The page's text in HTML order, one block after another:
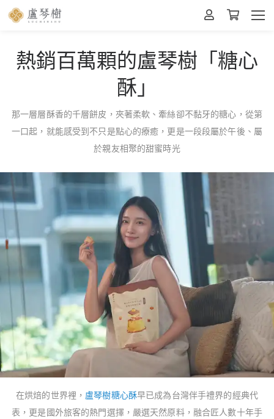
熱銷百萬顆的盧琴樹「糖心
酥」
那一層層酥香的千層餅皮，夾著柔軟、牽絲卻不黏牙的糖心，從第
一口起，就能感受到不只是點心的療癒，更是一段段屬於午後、屬
於親友相聚的甜蜜時光
在烘焙的世界裡， 盧琴樹糖心酥早已成為台灣伴手禮界的經典代
表，更是國外旅客的熱門選擇，嚴選天然原料，融合匠人數十年手